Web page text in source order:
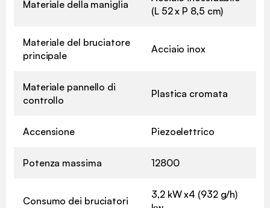
Materiale della maniglia
(L 52 x P 8,5 cm)
Materiale del bruciatore
principale
Acciaio inox
Materiale pannello di
controllo
Plastica cromata
Accensione Piezoelettrico
Potenza massima 12800
Consumo dei bruciatori
3,2 kW x4 (932 g/h)